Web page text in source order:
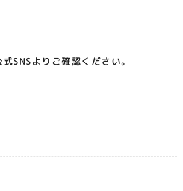
SNSよりご確認ください。